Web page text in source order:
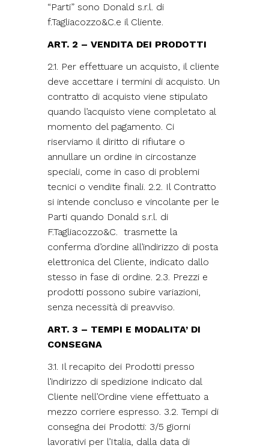
“Parti” sono Donald s.r.l. di
f.Tagliacozzo&C.e il Cliente.
ART. 2 – VENDITA DEI PRODOTTI
2.1. Per effettuare un acquisto, il cliente
deve accettare i termini di acquisto. Un
contratto di acquisto viene stipulato
quando l’acquisto viene completato al
momento del pagamento. Ci
riserviamo il diritto di rifiutare o
annullare un ordine in circostanze
speciali, come in caso di problemi
tecnici o vendite finali. 2.2. Il Contratto
si intende concluso e vincolante per le
Parti quando Donald s.r.l. di
F.Tagliacozzo&C. trasmette la
conferma d’ordine all’indirizzo di posta
elettronica del Cliente, indicato dallo
stesso in fase di ordine. 2.3. Prezzi e
prodotti possono subire variazioni,
senza necessità di preavviso.
ART. 3 – TEMPI E MODALITA’ DI
CONSEGNA
3.1. Il recapito dei Prodotti presso
l’indirizzo di spedizione indicato dal
Cliente nell’Ordine viene effettuato a
mezzo corriere espresso. 3.2. Tempi di
consegna dei Prodotti: 3/5 giorni
lavorativi per l’Italia, dalla data di